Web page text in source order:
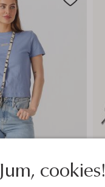
Jum, cookies!